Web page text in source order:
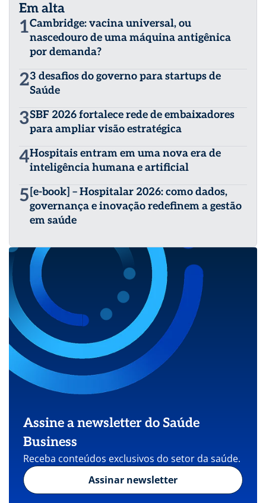
Em alta
1Cambridge: vacina universal, ou
nascedouro de uma máquina antigênica
por demanda?
23 desafios do governo para startups de
Saúde
3SBF 2026 fortalece rede de embaixadores
para ampliar visão estratégica
4Hospitais entram em uma nova era de
inteligência humana e artificial
5 [e-book] – Hospitalar 2026: como dados,
governança e inovação redefinem a gestão
em saúde
Assine a newsletter do Saúde
Business
Receba conteúdos exclusivos do setor da saúde.
Assinar newsletter